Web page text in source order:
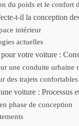
du poids et le confort
t-il la conception
intérieur
actuelles
votre voiture :
une conduite urbaine
des trajets confortables
voiture : Processus
phase de conception